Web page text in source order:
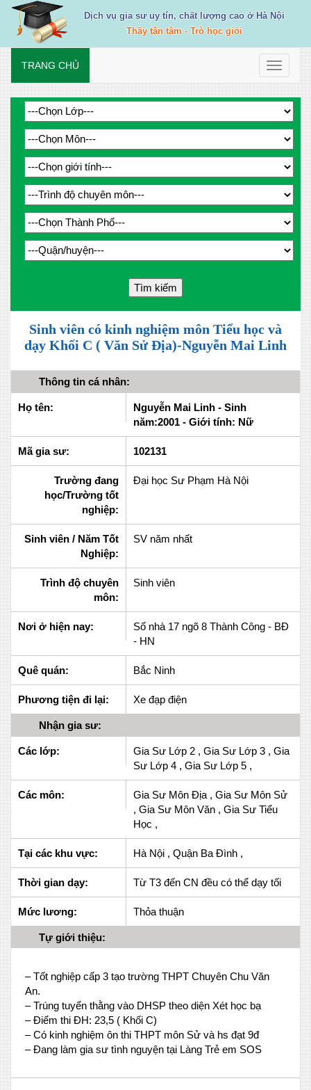
Dịch vụ gia sư uy tín, chất lượng cao ở Hà Nội
Thầy tận tâm - Trò học giỏi
Toggle
TRANG CHỦ
Sinh viên có kinh nghiệm môn Tiểu học và
dạy Khối C ( Văn Sử Địa)-Nguyễn Mai Linh
Thông tin cá nhân:
Họ tên:
Nguyễn Mai Linh - Sinh
năm:2001 - Giới tính: Nữ
Mã gia sư: 102131
Trường đang
học/Trường tốt
nghiệp:
Đại học Sư Phạm Hà Nội
Sinh viên / Năm Tốt
Nghiệp:
SV năm nhất
Trình độ chuyên
môn:
Sinh viên
Nơi ở hiện nay:
Số nhà 17 ngõ 8 Thành Công - BĐ
- HN
Quê quán: Bắc Ninh
Phương tiện đi lại: Xe đạp điện
Nhận gia sư:
Các lớp:
Gia Sư Lớp 2 , Gia Sư Lớp 3 , Gia
Sư Lớp 4 , Gia Sư Lớp 5 ,
Các môn:
Gia Sư Môn Địa , Gia Sư Môn Sử
, Gia Sư Môn Văn , Gia Sư Tiểu
Học ,
Tại các khu vực: Hà Nội , Quận Ba Đình ,
Thời gian dạy: Từ T3 đến CN đều có thể dạy tối
Mức lương: Thỏa thuận
Tự giới thiệu:
– Tốt nghiệp cấp 3 tạo trường THPT Chuyên Chu Văn
An.
– Trúng tuyển thằng vào DHSP theo diện Xét học bạ
– Điểm thi ĐH: 23,5 ( Khối C)
– Có kinh nghiệm ôn thi THPT môn Sử và hs đạt 9đ
– Đang làm gia sư tình nguyện tại Làng Trẻ em SOS